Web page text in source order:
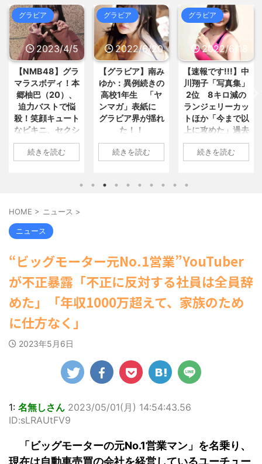
胸、デエッッッッッッッッッッッッ...
/ おまとめ : おすすめ NEW!
(8/8
21:15)
【画像】本田望結の妹、本田望結
より実ってしまうwww / おまとめ :
おすすめ NEW! (8/8 20:13)
【画像】美容室に行った女子、不
満げ･･････！！ / おまとめ : おすすめ
NEW! (8/8 20:13)
【呆然】取引先専務「Aを20個注
文する」ぼく「いつも1～2個... / おま
とめ : おすすめ NEW! (8/8 19:11)
【信長の野望・新生】米問屋をど
気になるニュースまとめアンテナ
(8/29 00:02)
なるニュースまとめアンテナ
(8/29
【悲報】乃木中３０ｔｈヒット祈
願が死ぬほど / 気になるニュースまと
めアンテナ
(8/29 00:00)
【モバマスSS】志希「苺の美味し
になるニュースまとめアンテナ
(8/29
00:00)
【速報】スプラトゥーン公式、謝
罪 / 気になるニュースまとめアンテナ
Powered by livedoor 相互
RSS
える?“盆踊り”存続の危機 会... / 5ch
まとめMAP(総合) NEW! (8/8 21:27)
「核兵器を鉄くずにしよう」韓国
人被爆者、国際連帯を呼びかけ ... /
5chまとめMAP(総合) NEW!
21:17)
【芸能】黒沢年雄、冷房の効かな
いクラシックカーに私見「窓を開... /
5chまとめMAP(総合)
NEW! (8/8
20:45)
【国際】インドネシアに「ドラえ
もん」16人 日本アニメの影響... /
5chまとめMAP(総合) NEW! (8/8
20:25)
【島根】ファン付き作業服着用の
５０代男性、熱中症の疑いで死亡... /
22:26)
【為替相場】為替介入により一時
1ドル157円台 しかし戻しも... / にゅー
すなう！ まとめアンテナ (7/30
22:16)
勇気を出して白人美女にチン凸し
ゅーすなう！ まとめアンテナ
21:56)
RSS
グラビア
2023/4/5
【NMB48】グラ
マラスボディ！本
郷柚巴（20）、
迫力バストで悩
殺！笑顔キュート
なビキニ、セクシ
ーニット、ランジ
ェリー姿披露
NMB48の本郷柚巴
が、漫画誌『ヤン
グアニマル』（白
イト『ヤングアニ
マルWeb』のグラ
ビアに初登場し
ボディを武器に、
グラビア界を席巻
中の本郷。 今回、
トが掲載されてお
り、ボディライン
際立つタイトなセ
クシーニット姿の
キュートなビキ
ニ、迫力バスト目
を引くランジェリ
盛りだくさんの内
容となっている。
続きを読む
グラビア
2022/6/20
【グラビア】南み
ゆか：異例続きの
高校1年生 「ヤ
ンマガ」表紙に
グラビア界が揺れ
た！！
1: 名無しさん
2022/06/20(月)
「OS☆K」の南み
ゆかさんが、6月
20日発売のマンガ
ガジン」（講談
今年2月に同誌の表
紙を飾ったことが
話題になり、早く
「異例続きの高校1
年生にグラビア界
を披露した。 ...
続きを読む
グラビア
2022/6/18
【速報です!!!】中
川翔子「写真集」
2位 8キロ減の
ランジェリーカッ
トほか「今まで以
上に攻めた」過去
最高に色っぽ
い“しょこたん”満
1: 名無しさん
ルミライ』（講談
部を売り上げ、
週間BOOKランキ
た。 【写真18枚】
大胆すぎる肌見
せ…ほぼ'手ぶら'な
ぶりの写真集とな
本作撮影にあた
り、「スゴい決意
をさせていただい
続きを読む
HOME > ニュース >
ニュース
“ビッグモーター元No.1営業”YouTuber
が不正暴露「不正に反対する社員は全員辞
めた」「年収1000万超えて、家族のため
に仕方なく」
2023年5月6日
1: 名無しさん 2023/05/01(月) 14:54:43.56
ID:sLRAUtFV9
「ビッグモーターの元No.1営業マン」を名乗り、
現在は自動車売買の会社を経営しているユーチュー